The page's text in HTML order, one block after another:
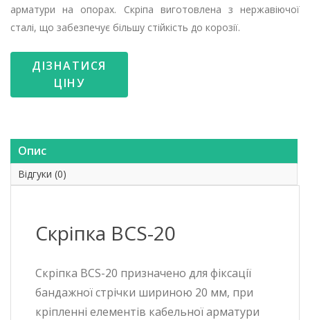
арматури на опорах. Скріпа виготовлена ​​з нержавіючої
сталі, що забезпечує більшу стійкість до корозії.
ДІЗНАТИСЯ
ЦІНУ
Опис
Відгуки (0)
Скріпка BCS-20
Скріпка BCS-20 призначено для фіксації
бандажної стрічки шириною 20 мм, при
кріпленні елементів кабельної арматури